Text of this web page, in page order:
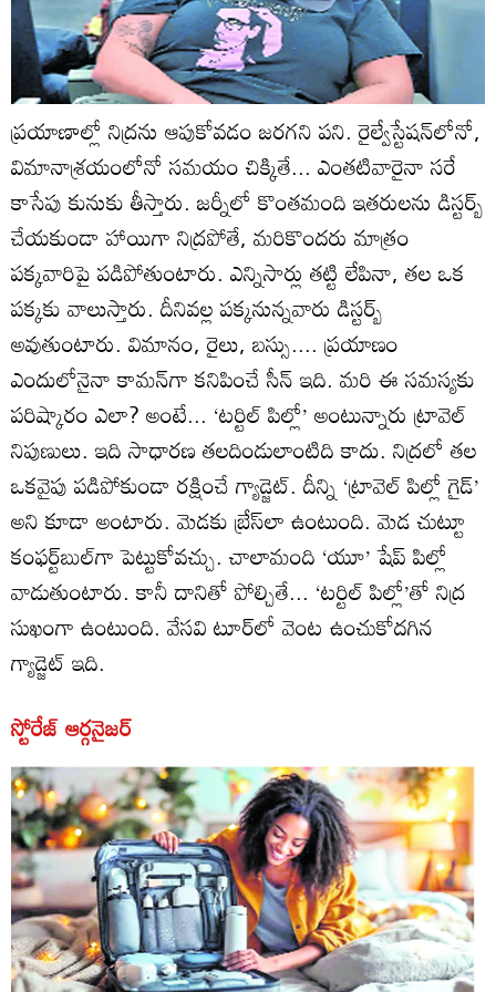
ప్రయాణాల్లో నిద్రను ఆపుకోవడం జరగని పని. రైల్వేస్టేషన్‌లోనో,
విమానాశ్రయంలోనో సమయం చిక్కితే... ఎంతటివారైనా సరే
కాసేపు కునుకు తీస్తారు. జర్నీలో కొంతమంది ఇతరులను డిస్టర్బ్‌
చేయకుండా హాయిగా నిద్రపోతే, మరికొందరు మాత్రం
పక్కవారిపై పడిపోతుంటారు. ఎన్నిసార్లు తట్టి లేపినా, తల ఒక
పక్కకు వాలుస్తారు. దీనివల్ల పక్కనున్నవారు డిస్టర్బ్‌
అవుతుంటారు. విమానం, రైలు, బస్సు.... ప్రయాణం
ఎందులోనైనా కామన్‌గా కనిపించే సీన్‌ ఇది. మరి ఈ సమస్యకు
పరిష్కారం ఎలా? అంటే... ‘టర్టిల్‌ పిల్లో’ అంటున్నారు ట్రావెల్‌
నిపుణులు. ఇది సాధారణ తలదిండులాంటిది కాదు. నిద్రలో తల
ఒకవైపు పడిపోకుండా రక్షించే గ్యాడ్జెట్‌. దీన్ని ‘ట్రావెల్‌ పిల్లో గైడ్‌’
అని కూడా అంటారు. మెడకు బ్రేస్‌లా ఉంటుంది. మెడ చుట్టూ
కంఫర్ట్‌బుల్‌గా పెట్టుకోవచ్చు. చాలామంది ‘యూ’ షేప్‌ పిల్లో
వాడుతుంటారు. కానీ దానితో పోల్చితే... ‘టర్టిల్‌ పిల్లో’తో నిద్ర
సుఖంగా ఉంటుంది. వేసవి టూర్‌లో వెంట ఉంచుకోదగిన
గ్యాడ్జెట్‌ ఇది.
స్టోరేజ్‌ ఆర్గనైజర్‌